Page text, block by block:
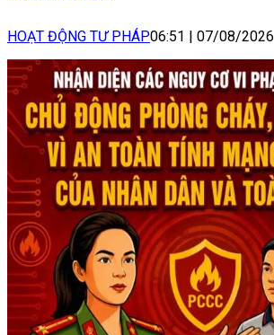
HOẠT ĐỘNG TƯ PHÁP06:51 07/08/2026